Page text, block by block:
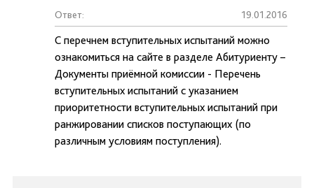
Ответ: 19.01.2016
С перечнем вступительных испытаний можно
ознакомиться на сайте в разделе Абитуриенту –
Документы приёмной комиссии - Перечень
вступительных испытаний с указанием
приоритетности вступительных испытаний при
ранжировании списков поступающих (по
различным условиям поступления).